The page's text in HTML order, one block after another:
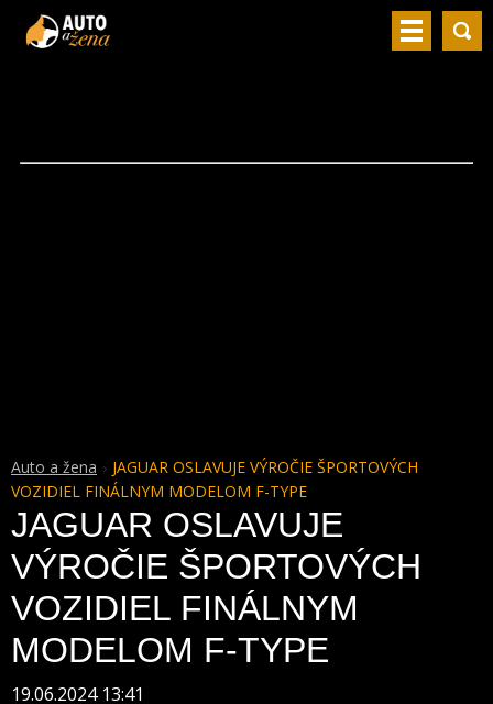
Auto a žena
JAGUAR OSLAVUJE VÝROČIE ŠPORTOVÝCH
VOZIDIEL FINÁLNYM MODELOM F-TYPE
JAGUAR OSLAVUJE
VÝROČIE ŠPORTOVÝCH
VOZIDIEL FINÁLNYM
MODELOM F-TYPE
19.06.2024 13:41